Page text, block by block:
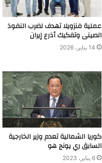
عملية فنزويلا تهدف لضرب النفوذ
الصينى وتفكيك أذرع إيران
14 يناير، 2026
كوريا الشمالية تعدم وزير الخارجية
السابق ري يونج هو
6 يناير، 2023